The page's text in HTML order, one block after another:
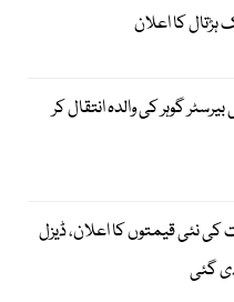
کا اعلان
گوہر کی والدہ انتقال کر
کی نئی قیمتوں کا اعلان، ڈیزل
دی گئی